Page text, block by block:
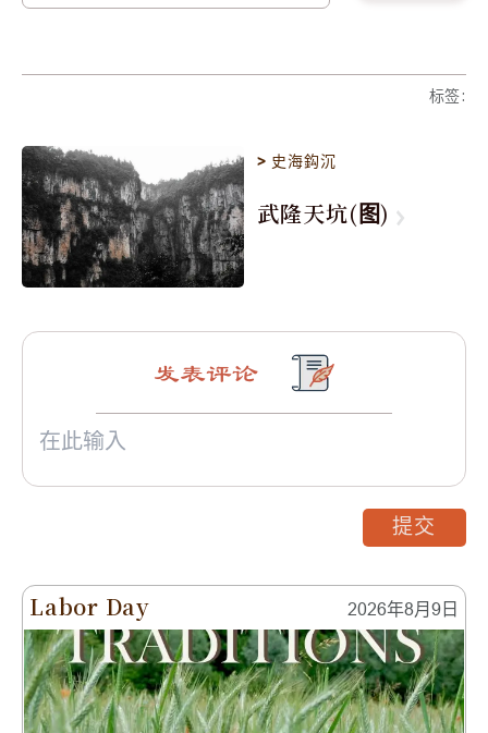
标签:
> 史海鈎沉
武隆天坑(图)
Labor Day 2026年8月9日
发表评论
提交